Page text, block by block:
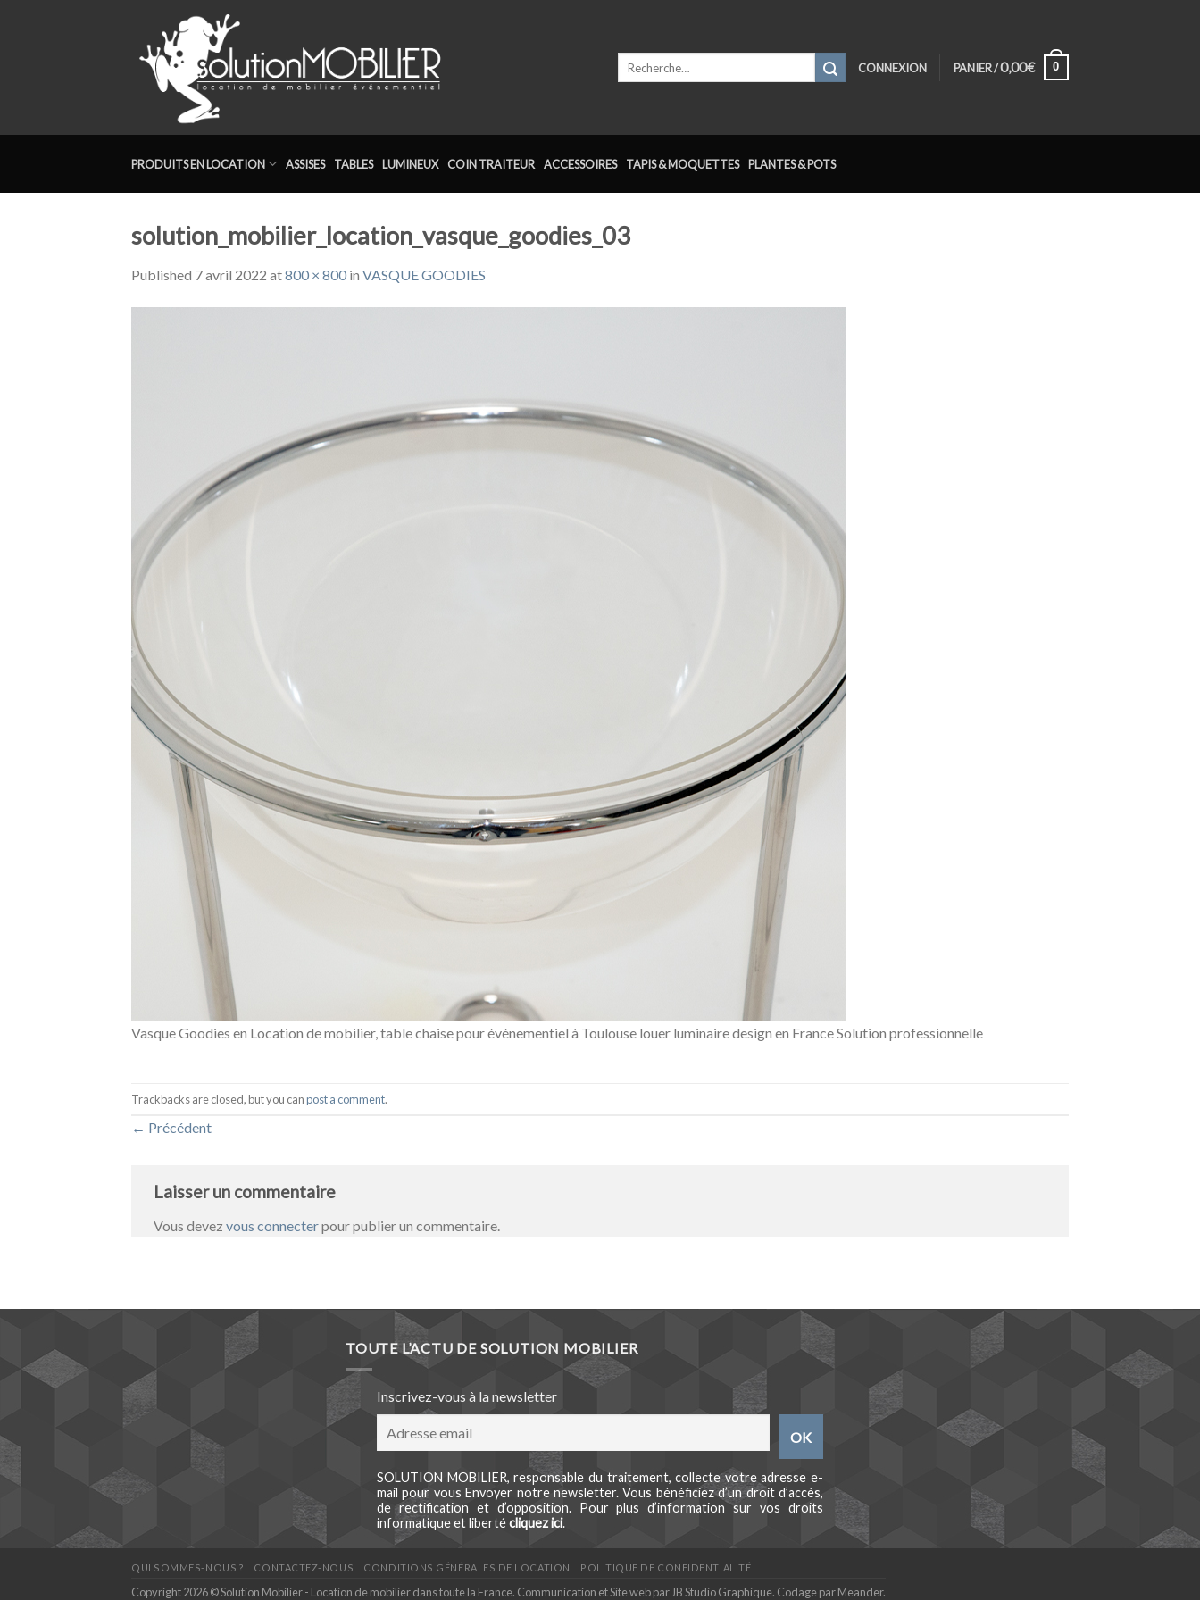
CONNEXION PANIER /0,00€ 0
PRODUITS EN LOCATION ASSISES TABLES LUMINEUX COIN TRAITEUR ACCESSOIRES TAPIS & MOQUETTES PLANTES & POTS
solution_mobilier_location_vasque_goodies_03
Published 7 avril 2022 at800 × 800 in VASQUE GOODIES
Vasque Goodies en Location de mobilier, table chaise pour événementiel à Toulouse louer luminaire design en France Solution professionnelle
Trackbacks are closed, but you canpost a comment.
← Précédent
Laisser un commentaire
Vous devez vous connecterpour publier un commentaire.
TOUTE L’ACTU DE SOLUTION MOBILIER
Inscrivez-vous à la newsletter
SOLUTION MOBILIER, responsable du traitement, collecte votre adresse e-
mail pour vous Envoyer notre newsletter. Vous bénéficiez d’un droit d’accès,
de rectification et d’opposition. Pour plus d’information sur vos droits
informatique et libertécliquez ici.
QUI SOMMES-NOUS ? CONTACTEZ-NOUS CONDITIONS GÉNÉRALES DE LOCATION POLITIQUE DE CONFIDENTIALITÉ
Copyright 2026 © Solution Mobilier - Location de mobilier dans toute la France. Communication et Site web parJB Studio Graphique. Codage parMeander.